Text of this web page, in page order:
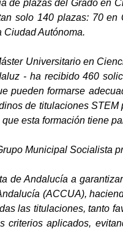
de plazas del Grado en
solo 140 plazas: 70
Ciudad Autónoma.
Universitario en
- ha recibido 460
pueden formarse
de titulaciones
esta formación tiene
Municipal Socialista
de Andalucía a
(ACCUA),
las titulaciones, tanto
criterios aplicados,